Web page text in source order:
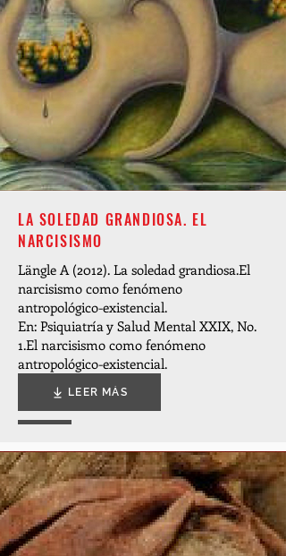
LA SOLEDAD GRANDIOSA. EL
NARCISISMO
Längle A (2012). La soledad grandiosa.El
narcisismo como fenómeno
antropológico-existencial.
En: Psiquiatría y Salud Mental XXIX, No.
1.El narcisismo como fenómeno
antropológico-existencial.
LEER MÁS